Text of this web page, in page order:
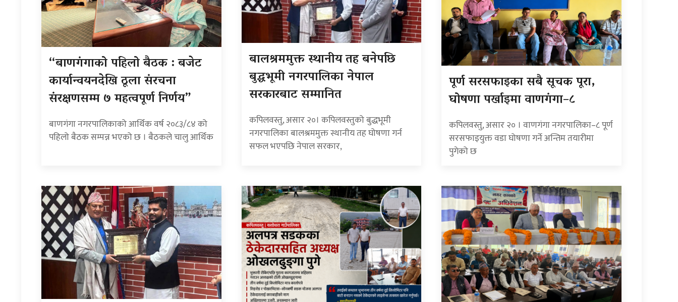
“बाणगंगाको पहिलो बैठक : बजेट
कार्यान्वयनदेखि ठूला संरचना
संरक्षणसम्म ७ महत्वपूर्ण निर्णय”
बाणगंगा नगरपालिकाको आर्थिक वर्ष २०८३/८४ को
पहिलो बैठक सम्पन्न भएको छ । बैठकले चालु आर्थिक
बालश्रममुक्त स्थानीय तह बनेपछि
बुद्धभूमी नगरपालिका नेपाल
सरकारबाट सम्मानित
कपिलवस्तु, असार २०। कपिलवस्तुको बुद्धभूमी
नगरपालिका बालश्रममुक्त स्थानीय तह घोषणा गर्न
सफल भएपछि नेपाल सरकार,
पूर्ण सरसफाइका सबै सूचक पूरा,
घोषणा पर्खाइमा वाणगंगा–८
कपिलवस्तु, असार २० । वाणगंगा नगरपालिका–८ पूर्ण
सरसफाइयुक्त वडा घोषणा गर्ने अन्तिम तयारीमा
पुगेको छ